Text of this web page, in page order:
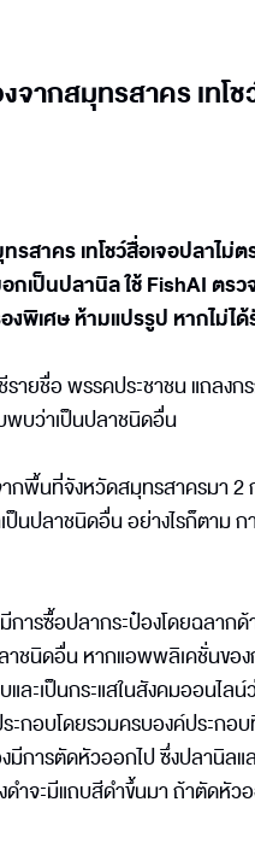
ากสมุทรสาคร เทโ
สาคร เทโชว์สื่อเจอปลาไ
กเป็นปลานิล ใช้ FishAI ตร
งพิเศษ ห้ามแปรรูป หากไม่
ชื่อ พรรคประชาชน แถลงกร
พบว่าเป็นปลาชนิดอื่น
พื้นที่จังหวัดสมุทรสาครมา 2
นปลาชนิดอื่น อย่างไรก็ตาม
ารซื้อปลากระป๋องโดยฉลากด้
าชนิดอื่น หากแอพพลิเคชั่นของ
ละเป็นกระแสในสังคมออนไ
ะกอบโดยรวมครบองค์ประก
งมีการตัดหัวออกไป ซึ่งปลานิ
ำจะมีแถบสีดำขึ้นมา ถ้าตัดหั